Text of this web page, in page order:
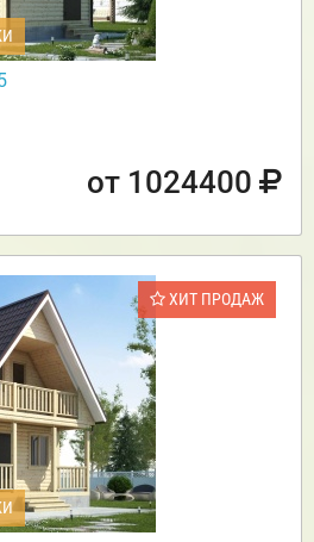
от 1024400
ХИТ ПРОДАЖ